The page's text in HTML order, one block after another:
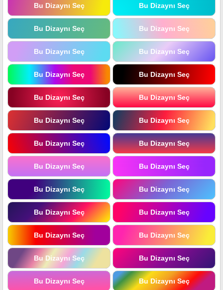
Bu Dizaynı Seç Bu Dizaynı Seç
Bu Dizaynı Seç Bu Dizaynı Seç
Bu Dizaynı Seç Bu Dizaynı Seç
Bu Dizaynı Seç Bu Dizaynı Seç
Bu Dizaynı Seç Bu Dizaynı Seç
Bu Dizaynı Seç Bu Dizaynı Seç
Bu Dizaynı Seç Bu Dizaynı Seç
Bu Dizaynı Seç Bu Dizaynı Seç
Bu Dizaynı Seç Bu Dizaynı Seç
Bu Dizaynı Seç Bu Dizaynı Seç
Bu Dizaynı Seç Bu Dizaynı Seç
Bu Dizaynı Seç Bu Dizaynı Seç
Bu Dizaynı Seç Bu Dizaynı Seç